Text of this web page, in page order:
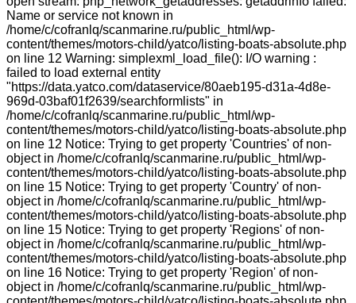
Name or service not known in
/home/c/cofranlq/scanmarine.ru/public_html/wp-
content/themes/motors-child/yatco/listing-boats-absolute.php
on line 12 Warning: simplexml_load_file(): I/O warning :
failed to load external entity
"https://data.yatco.com/dataservice/80aeb195-d31a-4d8e-
969d-03baf01f2639/searchformlists" in
/home/c/cofranlq/scanmarine.ru/public_html/wp-
content/themes/motors-child/yatco/listing-boats-absolute.php
on line 12 Notice: Trying to get property 'Countries' of non-
object in /home/c/cofranlq/scanmarine.ru/public_html/wp-
content/themes/motors-child/yatco/listing-boats-absolute.php
on line 15 Notice: Trying to get property 'Country' of non-
object in /home/c/cofranlq/scanmarine.ru/public_html/wp-
content/themes/motors-child/yatco/listing-boats-absolute.php
on line 15 Notice: Trying to get property 'Regions' of non-
object in /home/c/cofranlq/scanmarine.ru/public_html/wp-
content/themes/motors-child/yatco/listing-boats-absolute.php
on line 16 Notice: Trying to get property 'Region' of non-
object in /home/c/cofranlq/scanmarine.ru/public_html/wp-